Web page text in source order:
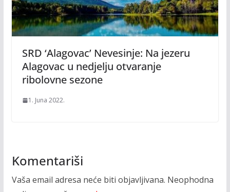
SRD ‘Alagovac’ Nevesinje: Na jezeru
Alagovac u nedjelju otvaranje
ribolovne sezone
1. Juna 2022.
Komentariši
Vaša email adresa neće biti objavljivana. Neophodna